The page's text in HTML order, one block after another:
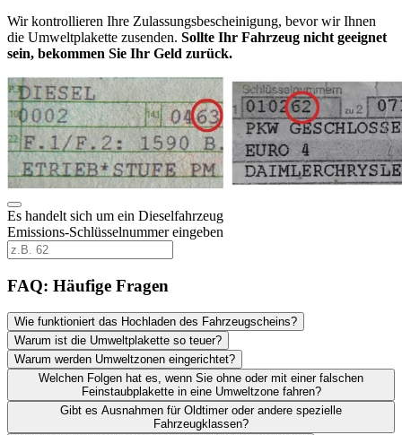
Wir kontrollieren Ihre Zulassungsbescheinigung, bevor wir Ihnen
die Umweltplakette zusenden. Sollte Ihr Fahrzeug nicht geeignet
sein, bekommen Sie Ihr Geld zurück.
Es handelt sich um ein Dieselfahrzeug
Emissions-Schlüsselnummer eingeben
FAQ: Häufige Fragen
Wie funktioniert das Hochladen des Fahrzeugscheins?
Warum ist die Umweltplakette so teuer?
Warum werden Umweltzonen eingerichtet?
Welchen Folgen hat es, wenn Sie ohne oder mit einer falschen
Feinstaubplakette in eine Umweltzone fahren?
Gibt es Ausnahmen für Oldtimer oder andere spezielle
Fahrzeugklassen?